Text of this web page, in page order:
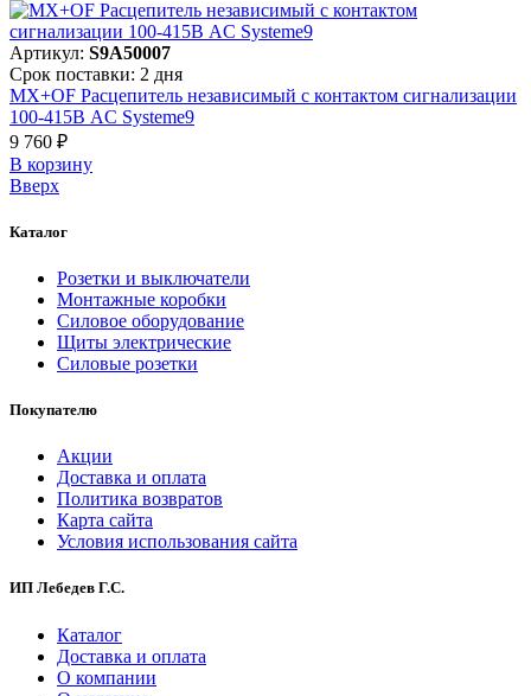
Артикул: S9A50007
Срок поставки: 2 дня
MX+OF Расцепитель независимый с контактом сигнализации
100-415В AC Systeme9
9 760 ₽
В корзинy
Вверх
Каталог
Розетки и выключатели
Монтажные коробки
Силовое оборудование
Щиты электрические
Силовые розетки
Покупателю
Акции
Доставка и оплата
Политика возвратов
Карта сайта
Условия использования сайта
ИП Лебедев Г.С.
Каталог
Доставка и оплата
О компании